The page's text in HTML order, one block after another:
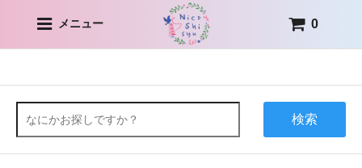
メニュー 0
検索